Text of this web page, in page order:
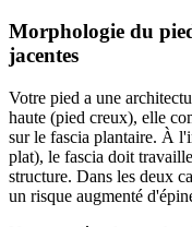
Morphologie du
jacentes
Votre pied a une
haute (pied creux), elle
sur le fascia plantaire. À
plat), le fascia doit
structure. Dans les deux
un risque augmenté